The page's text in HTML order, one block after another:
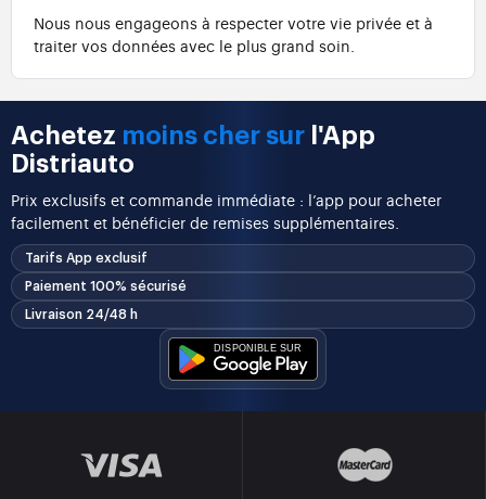
Nous nous engageons à respecter votre vie privée et à
traiter vos données avec le plus grand soin.
Achetez moins cher sur l'App
Distriauto
Prix exclusifs et commande immédiate : l’app pour acheter
facilement et bénéficier de remises supplémentaires.
Tarifs App exclusif
Paiement 100% sécurisé
Livraison 24/48 h